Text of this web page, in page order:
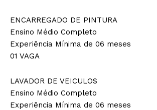
ENCARREGADO DE PINTURA
Ensino Médio Completo
Experiência Mínima de 06 meses
01 VAGA
LAVADOR DE VEICULOS
Ensino Médio Completo
Experiência Mínima de 06 meses